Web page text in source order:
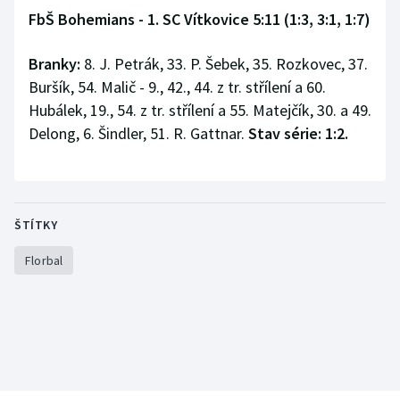
FbŠ Bohemians - 1. SC Vítkovice 5:11 (1:3, 3:1, 1:7)
Branky: 8. J. Petrák, 33. P. Šebek, 35. Rozkovec, 37.
Buršík, 54. Malič - 9., 42., 44. z tr. střílení a 60.
Hubálek, 19., 54. z tr. střílení a 55. Matejčík, 30. a 49.
Delong, 6. Šindler, 51. R. Gattnar. Stav série: 1:2.
ŠTÍTKY
Florbal